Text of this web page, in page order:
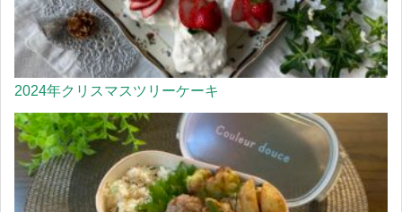
2024年クリスマスツリーケーキ